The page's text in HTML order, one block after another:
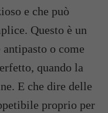
e che può
Questo è un
o come
quando la
E che dire delle
proprio per